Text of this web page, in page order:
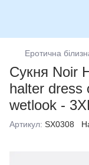
Еротична
Сукня Noir
halter dress
wetlook -
Артикул: SX0308